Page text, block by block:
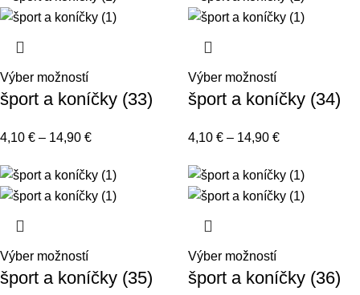
Výber možností
šport a koníčky (33)
4,10 € – 14,90 €
Výber možností
šport a koníčky (34)
4,10 € – 14,90 €
Výber možností
šport a koníčky (35)
Výber možností
šport a koníčky (36)